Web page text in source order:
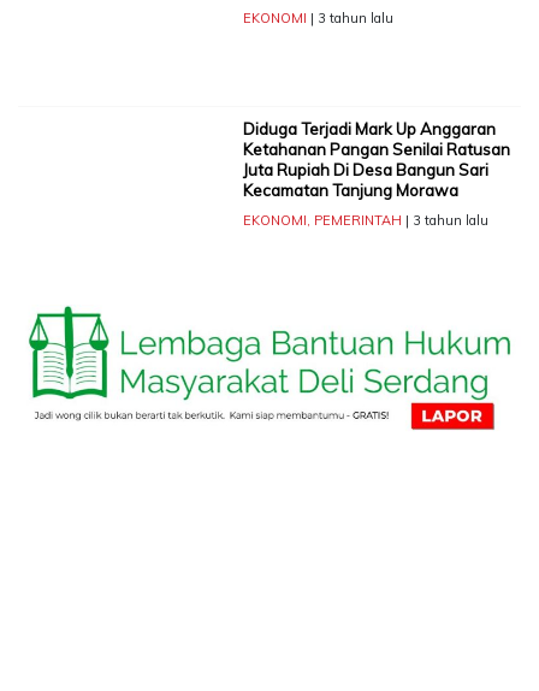
EKONOMI | 3 tahun lalu
Diduga Terjadi Mark Up Anggaran
Ketahanan Pangan Senilai Ratusan
Juta Rupiah Di Desa Bangun Sari
Kecamatan Tanjung Morawa
EKONOMI, PEMERINTAH | 3 tahun lalu